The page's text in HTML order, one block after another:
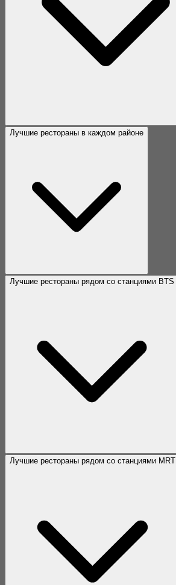
Лучшие рестораны в каждом районе
Лучшие рестораны рядом со станциями BTS
Лучшие рестораны рядом со станциями MRT